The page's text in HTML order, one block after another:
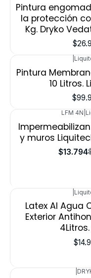
Pintura
la protección
Kg. Dryko
Pintura
10 Litros.
LFM 4N
y muros
$13.794
Latex Al Agua
Exterior